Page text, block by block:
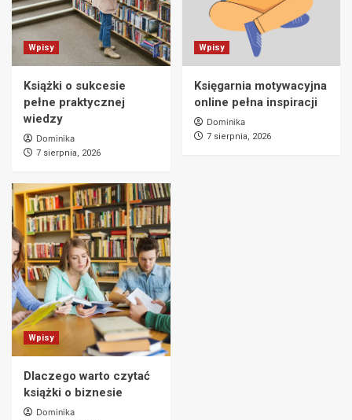
Wpisy
Książki o sukcesie
pełne praktycznej
wiedzy
Dominika
7 sierpnia, 2026
Wpisy
Księgarnia motywacyjna
online pełna inspiracji
Dominika
7 sierpnia, 2026
Wpisy
Dlaczego warto czytać
książki o biznesie
Dominika